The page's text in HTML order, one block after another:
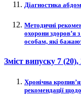
Діагностика
Методичні
охорони здоров’я
особам, які
Зміст випуску 7 (20),
Хронічна
рекомендації